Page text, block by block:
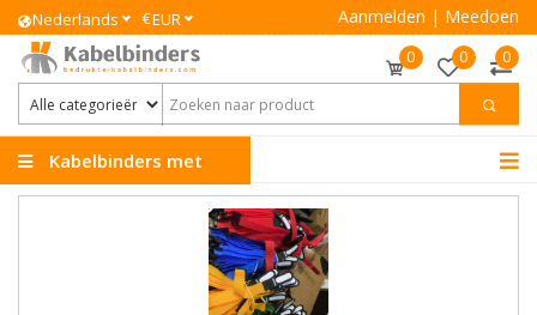
Nederlands €EUR Aanmelden | Meedoen
0 0 0
Kabelbinders met